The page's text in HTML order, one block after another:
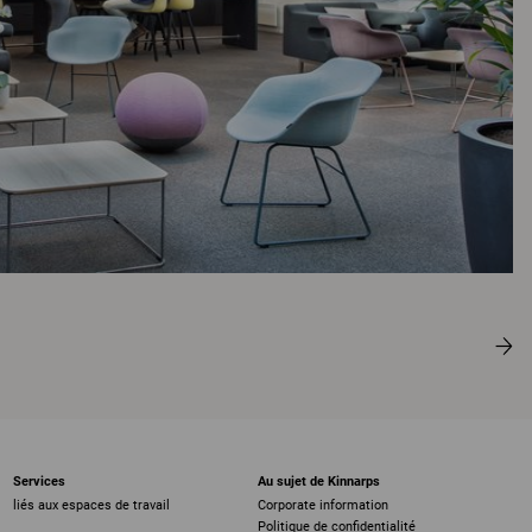
Services
liés aux espaces de travail
Au sujet de Kinnarps
Corporate information
Politique de confidentialité